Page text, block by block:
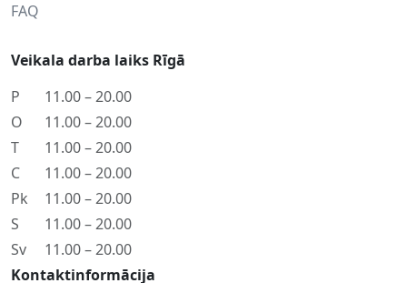
FAQ
Veikala darba laiks Rīgā
P
11.00 – 20.00
O
11.00 – 20.00
T
11.00 – 20.00
C
11.00 – 20.00
Pk
11.00 – 20.00
S
11.00 – 20.00
Sv
11.00 – 20.00
Kontaktinformācija